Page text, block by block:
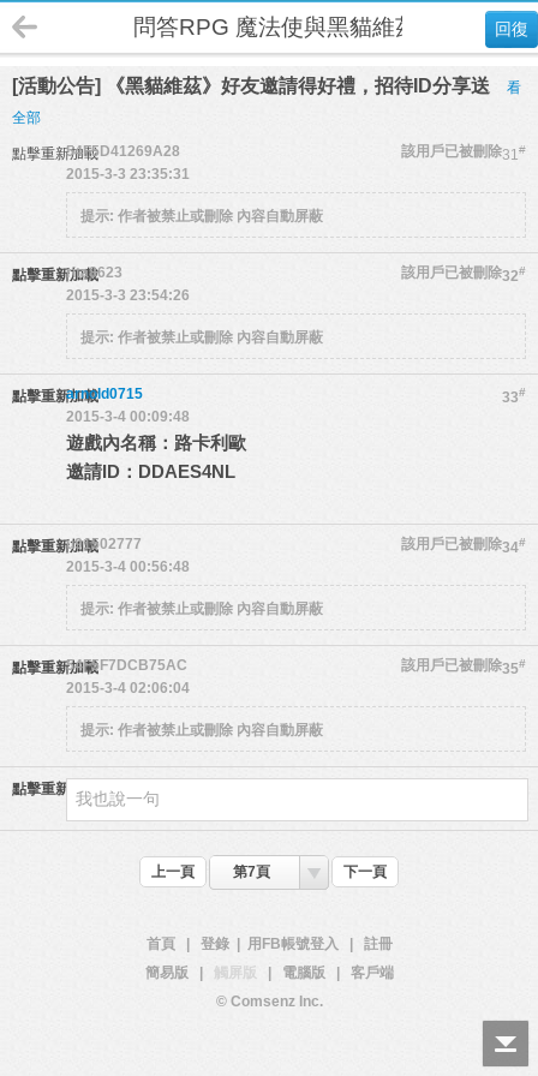
回復
問答RPG 魔法使與黑貓維茲
[活動公告] 《黑貓維茲》好友邀請得好禮，招待ID分享送
看
全部
點擊重新加載 31#
54F5D41269A28
該用戶已被刪除
2015-3-3 23:35:31
提示: 作者被禁止或刪除 內容自動屏蔽
點擊重新加載 32#
rita8623
該用戶已被刪除
2015-3-3 23:54:26
提示: 作者被禁止或刪除 內容自動屏蔽
點擊重新加載 33#
arnold0715
2015-3-4 00:09:48
遊戲內名稱：路卡利歐
邀請ID：DDAES4NL
點擊重新加載 34#
u91502777
該用戶已被刪除
2015-3-4 00:56:48
提示: 作者被禁止或刪除 內容自動屏蔽
點擊重新加載 35#
54F5F7DCB75AC
該用戶已被刪除
2015-3-4 02:06:04
提示: 作者被禁止或刪除 內容自動屏蔽
點擊重新加載
上一頁 第7頁 下一頁
首頁 登錄 用FB帳號登入
註冊
簡易版
觸屏版 電腦版
客戶端
© Comsenz Inc.